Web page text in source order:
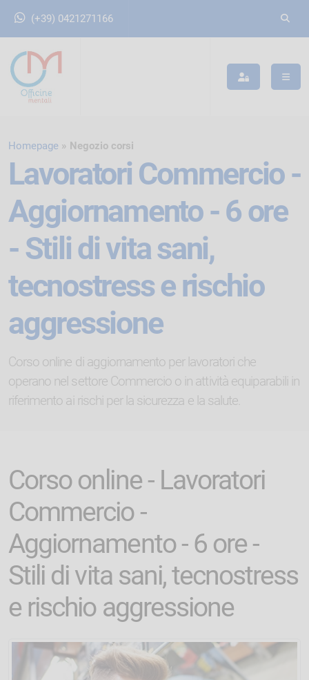
(+39) 0421271166
Lavoratori Commercio -
Aggiornamento - 6 ore
- Stili di vita sani,
tecnostress e rischio
aggressione
Corso online di aggiornamento per lavoratori che
operano nel settore Commercio o in attività equiparabili in
riferimento ai rischi per la sicurezza e la salute.
Homepage Negozio corsi
Corso online - Lavoratori
Commercio -
Aggiornamento - 6 ore -
Stili di vita sani, tecnostress
e rischio aggressione